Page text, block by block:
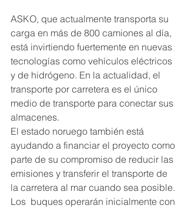
ASKO, que actualmente transporta su
carga en más de 800 camiones al día,
está invirtiendo fuertemente en nuevas
tecnologías como vehículos eléctricos
y de hidrógeno. En la actualidad, el
transporte por carretera es el único
medio de transporte para conectar sus
almacenes.
El estado noruego también está
ayudando a financiar el proyecto como
parte de su compromiso de reducir las
emisiones y transferir el transporte de
la carretera al mar cuando sea posible.
Los  buques operarán inicialmente con